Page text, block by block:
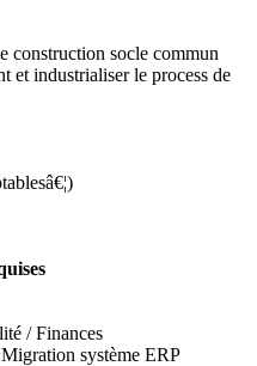
construction socle commun
et industrialiser le process de
/ Finances
système ERP